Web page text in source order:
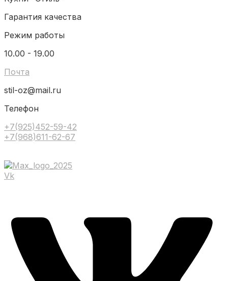
Гарантия качества
Режим работы
10.00 - 19.00
Почта
stil-oz@mail.ru
Телефон
+7(925)452-59-42
+7(968)611-62-67
Vk